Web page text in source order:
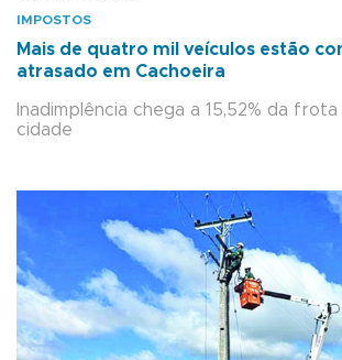
IMPOSTOS
Mais de quatro mil veículos estão
atrasado em Cachoeira
Inadimplência chega a 15,52% da
cidade